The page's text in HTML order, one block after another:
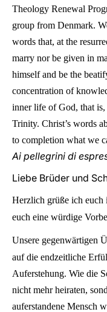
Theology Renewal
group from Denmark.
words that, at the
marry nor be given in
himself and be the
concentration of
inner life of God, that
Trinity. Christ’s words
to completion what we
Ai pellegrini di
Liebe Brüder und
Herzlich grüße ich euch
euch eine würdige
Unsere gegenwärtigen
auf die endzeitliche
Auferstehung. Wie die
nicht mehr heiraten,
auferstandene Mensch